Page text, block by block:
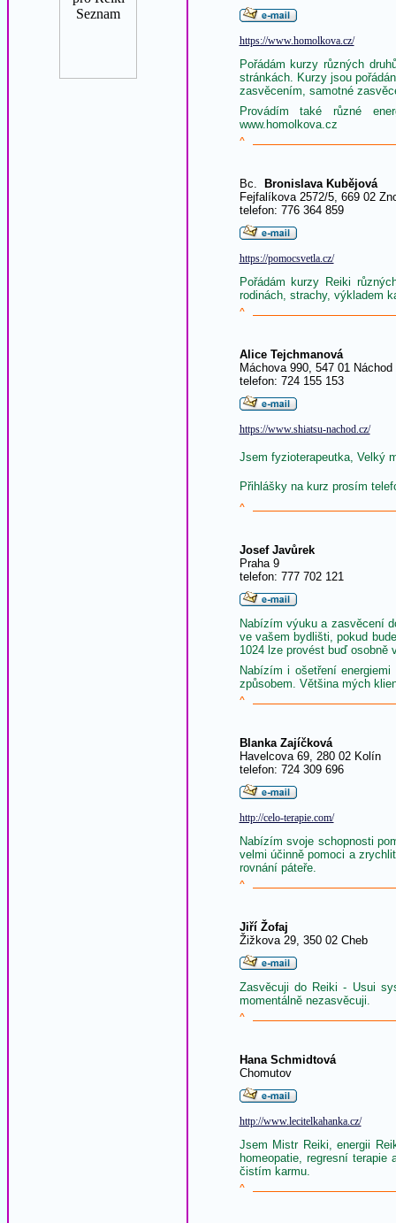
https://www.homolkova.cz/
Pořádám kurzy různých
stránkách. Kurzy jsou
zasvěcením, samotné
Provádím také různé
www.homolkova.cz
^
Bc.
Bronislava Kubějová
Fejfalíkova 2572/5, 669 02
telefon: 776 364 859
https://pomocsvetla.cz/
Pořádám kurzy Reiki
rodinách, strachy, výkladem
^
Alice Tejchmanová
Máchova 990, 547 01 Náchod
telefon: 724 155 153
https://www.shiatsu-nachod.cz/
Jsem fyzioterapeutka, Velký
Přihlášky na kurz prosím
^
Josef Javůrek
Praha 9
telefon: 777 702 121
Nabízím výuku a zasvěcení
ve vašem bydlišti, pokud
1024 lze provést buď osobně
Nabízím i ošetření
způsobem. Většina mých
^
Blanka Zajíčková
Havelcova 69, 280 02 Kolín
telefon: 724 309 696
http://celo-terapie.com/
Nabízím svoje schopnosti
velmi účinně pomoci a
rovnání páteře.
^
Jiří Žofaj
Žižkova 29, 350 02 Cheb
Zasvěcuji do Reiki - Usui
momentálně nezasvěcuji.
^
Hana Schmidtová
Chomutov
http://www.lecitelkahanka.cz/
Jsem Mistr Reiki, energii
homeopatie, regresní
čistím karmu.
^